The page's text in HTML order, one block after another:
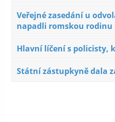
Veřejné zasedání u
napadli romskou rodinu
Hlavní líčení s policisty,
Státní zástupkyně dala